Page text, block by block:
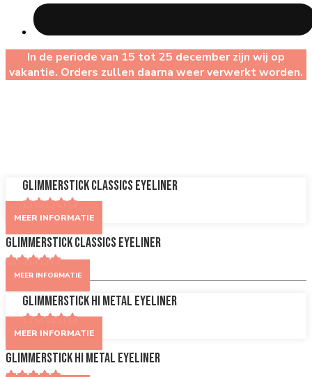
In de periode van 15 tot 25 december zijn wij op
vakantie. Orders zullen daarna weer verwerkt worden.
Glimmerstick Classics Eyeliner
MEER INFORMATIE
Glimmerstick Classics Eyeliner
MEER INFORMATIE
Glimmerstick Hi Metal Eyeliner
MEER INFORMATIE
Glimmerstick Hi Metal Eyeliner